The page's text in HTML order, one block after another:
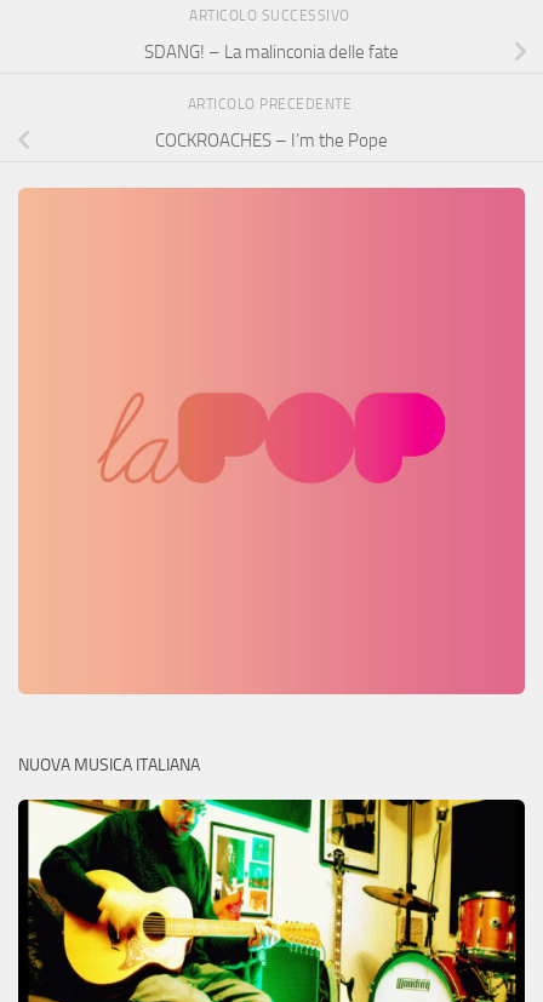
ARTICOLO SUCCESSIVO
SDANG! – La malinconia delle fate
ARTICOLO PRECEDENTE
COCKROACHES – I’m the Pope
NUOVA MUSICA ITALIANA